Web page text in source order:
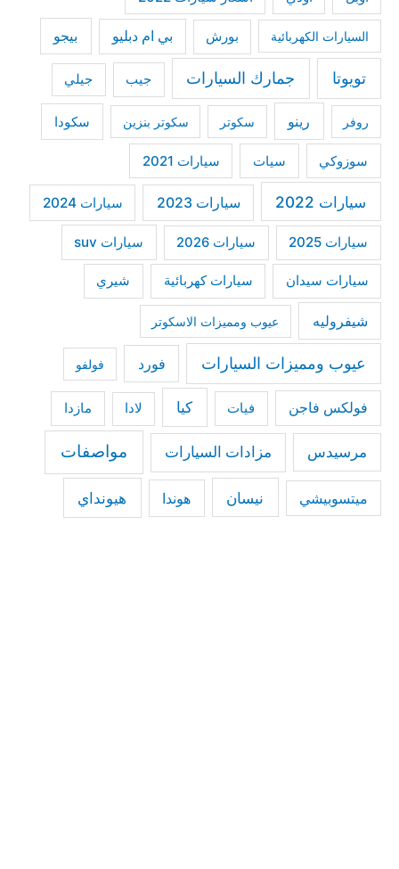
f
o
:
السيارات الكهربائية بورش بي ام دبليو بيجو
تويوتا جمارك السيارات جيب جيلي
روفر رينو سكوتر سكوتر بنزين سكودا
سوزوكي سيات سيارات 2021
سيارات 2022 سيارات 2023 سيارات 2024
سيارات 2025 سيارات 2026 سيارات suv
سيارات سيدان سيارات كهربائية شيري
شيفروليه عيوب ومميزات الاسكوتر
عيوب ومميزات السيارات فورد فولفو
فولكس فاجن فيات كيا لادا مازدا
مرسيدس مزادات السيارات مواصفات
ميتسوبيشي نيسان هوندا هيونداي